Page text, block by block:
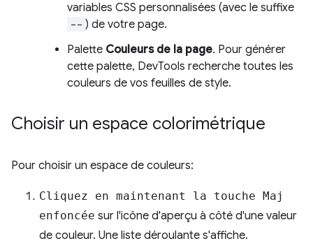
variables CSS personnalisées (avec le suffixe
-- ) de votre page.
Palette Couleurs de la page. Pour générer
cette palette, DevTools recherche toutes les
couleurs de vos feuilles de style.
Choisir un espace colorimétrique
Pour choisir un espace de couleurs:
Cliquez en maintenant la touche Maj
enfoncée sur l'icône d'aperçu à côté d'une valeur
de couleur. Une liste déroulante s'affiche.